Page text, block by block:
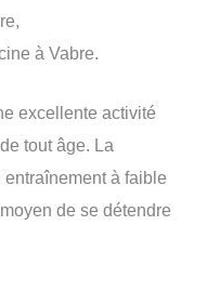
à Vabre.
excellente activité
tout âge. La
à faible
de se détendre